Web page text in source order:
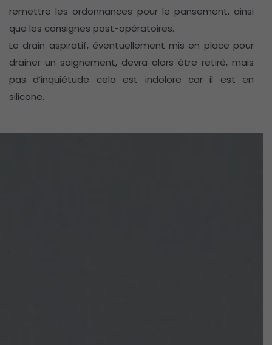
remettre les ordonnances pour le pansement, ainsi
que les consignes post-opératoires.
Le drain aspiratif, éventuellement mis en place pour
drainer un saignement, devra alors être retiré, mais
pas d’inquiétude cela est indolore car il est en
silicone.